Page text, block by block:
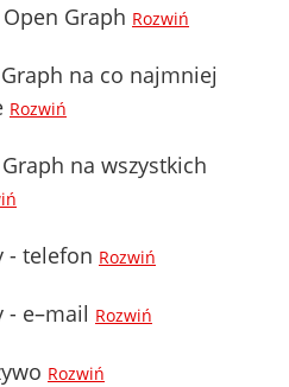
Graph Rozwiń
na co najmniej
Rozwiń
na wszystkich
- telefon Rozwiń
- e–mail Rozwiń
Rozwiń